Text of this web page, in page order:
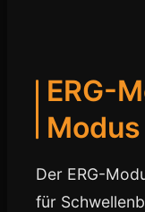
ERG-
Der ERG-
für